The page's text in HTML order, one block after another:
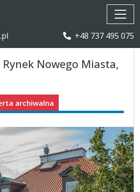
+48 737 495 075
Rynek Nowego Miasta,
archiwalna